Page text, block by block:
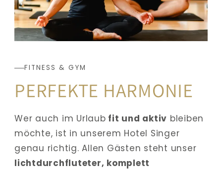
FITNESS & GYM
PERFEKTE HARMONIE
Wer auch im Urlaub fit und aktiv bleiben
möchte, ist in unserem Hotel Singer
genau richtig. Allen Gästen steht unser
lichtdurchfluteter, komplett